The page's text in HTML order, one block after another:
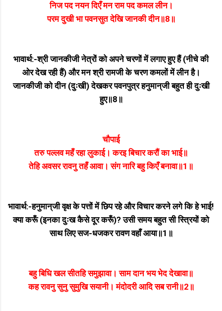
निज पद नयन दिएँ मन राम पद कमल लीन।
परम दुखी भा पवनसुत देखि जानकी दीन॥8॥
भावार्थ:-श्री जानकीजी नेत्रों को अपने चरणों में लगाए हुए हैं (नीचे की
ओर देख रही हैं) और मन श्री रामजी के चरण कमलों में लीन है।
जानकीजी को दीन (दुःखी) देखकर पवनपुत्र हनुमान्‌जी बहुत ही दुःखी
हुए॥8॥
चौपाई
तरु पल्लव महँ रहा लुकाई। करइ बिचार करौं का भाई॥
तेहि अवसर रावनु तहँ आवा। संग नारि बहु किएँ बनावा॥1॥
भावार्थ:-हनुमान्‌जी वृक्ष के पत्तों में छिप रहे और विचार करने लगे कि हे भाई!
क्या करूँ (इनका दुःख कैसे दूर करूँ)? उसी समय बहुत सी स्त्रियों को
साथ लिए सज-धजकर रावण वहाँ आया॥1॥
बहु बिधि खल सीतहि समुझावा। साम दान भय भेद देखावा॥
कह रावनु सुनु सुमुखि सयानी। मंदोदरी आदि सब रानी॥2॥